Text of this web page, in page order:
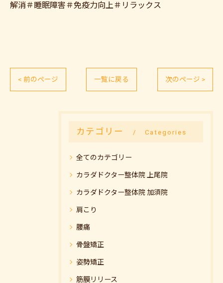
解消＃睡眠障害＃免疫力向上＃リラックス
< 前のページ 一覧に戻る 次のページ >
カテゴリー Categories
全てのカテゴリー
カラダドクター整体院 上尾院
カラダドクター整体院 加須院
肩こり
腰痛
骨盤矯正
姿勢矯正
筋膜リリース